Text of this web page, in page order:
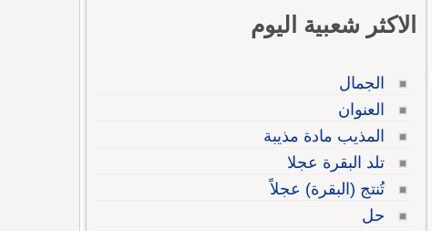
الاكثر شعبية اليوم
الجمال
العنوان
المذيب مادة مذيبة
تلد البقرة عجلا
تُنتج (البقرة) عجلاً
حل